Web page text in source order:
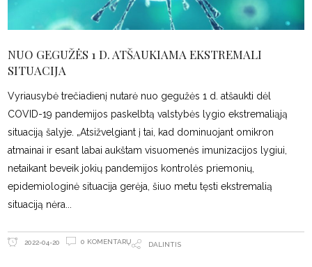
NUO GEGUŽĖS 1 D. ATŠAUKIAMA EKSTREMALI
SITUACIJA
Vyriausybė trečiadienį nutarė nuo gegužės 1 d. atšaukti dėl
COVID-19 pandemijos paskelbtą valstybės lygio ekstremaliąją
situaciją šalyje. „Atsižvelgiant į tai, kad dominuojant omikron
atmainai ir esant labai aukštam visuomenės imunizacijos lygiui,
netaikant beveik jokių pandemijos kontrolės priemonių,
epidemiologinė situacija gerėja, šiuo metu tęsti ekstremalią
situaciją nėra
2022-04-20 0 KOMENTARŲ DALINTIS